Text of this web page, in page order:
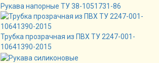
Рукава напорные ТУ 38-1051731-86
Трубка прозрачная из ПВХ ТУ 2247-001-
10641390-2015